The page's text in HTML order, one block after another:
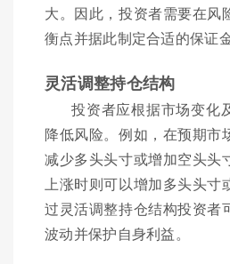
大。因此，投资者需要在风
衡点并据此制定合适的保证
灵活调整持仓结构
投资者应根据市场变化
降低风险。例如，在预期市
减少多头头寸或增加空头头
上涨时则可以增加多头头寸
过灵活调整持仓结构投资者
波动并保护自身利益。